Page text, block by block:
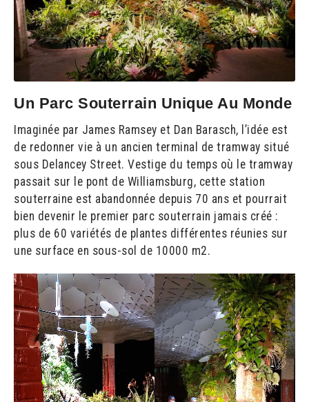
Un Parc Souterrain Unique Au Monde
Imaginée par James Ramsey et Dan Barasch, l’idée est
de redonner vie à un ancien terminal de tramway situé
sous Delancey Street. Vestige du temps où le tramway
passait sur le pont de Williamsburg, cette station
souterraine est abandonnée depuis 70 ans et pourrait
bien devenir le premier parc souterrain jamais créé :
plus de 60 variétés de plantes différentes réunies sur
une surface en sous-sol de 10000 m2.